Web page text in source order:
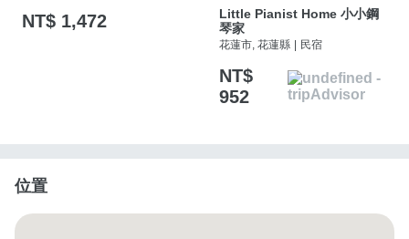
NT$ 1,472
Little Pianist Home 小小鋼
琴家
花蓮市, 花蓮縣 民宿
NT$
952
位置